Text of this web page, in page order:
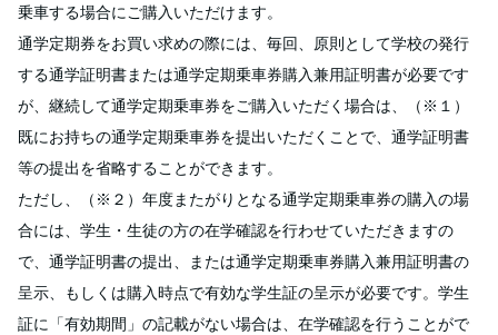
乗車する場合にご購入いただけます。
通学定期券をお買い求めの際には、毎回、原則として学校の発行
する通学証明書または通学定期乗車券購入兼用証明書が必要です
が、継続して通学定期乗車券をご購入いただく場合は、（※１）
既にお持ちの通学定期乗車券を提出いただくことで、通学証明書
等の提出を省略することができます。
ただし、（※２）年度またがりとなる通学定期乗車券の購入の場
合には、学生・生徒の方の在学確認を行わせていただきますの
で、通学証明書の提出、または通学定期乗車券購入兼用証明書の
呈示、もしくは購入時点で有効な学生証の呈示が必要です。学生
証に「有効期間」の記載がない場合は、在学確認を行うことがで